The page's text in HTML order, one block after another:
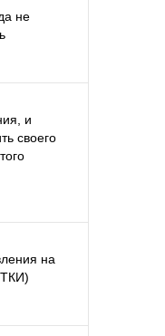
не
и
своего
на